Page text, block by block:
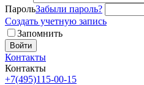
ПарольЗабыли пароль?
Создать учетную запись
Запомнить
Войти
Контакты
Контакты
+7(495)115-00-15